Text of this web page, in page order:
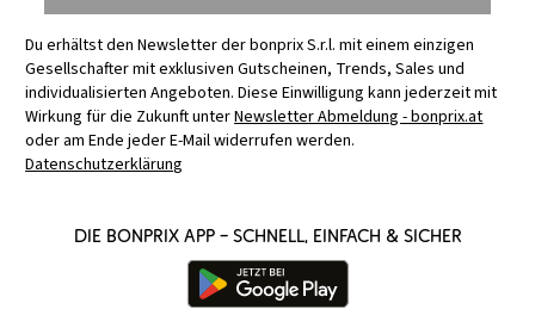
Du erhältst den Newsletter der bonprix S.r.l. mit einem einzigen
Gesellschafter mit exklusiven Gutscheinen, Trends, Sales und
individualisierten Angeboten. Diese Einwilligung kann jederzeit mit
Wirkung für die Zukunft unterNewsletter Abmeldung - bonprix.at
oder am Ende jeder E-Mail widerrufen werden.
Datenschutzerklärung
Die bonprix App – schnell, einfach & sicher